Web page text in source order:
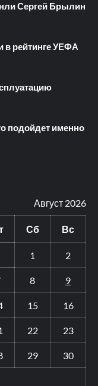
Сергей Брылин
в рейтинге УЕФА
подойдет именно
Август 2026
Сб Вс
1 2
8 9
15 16
22 23
29 30